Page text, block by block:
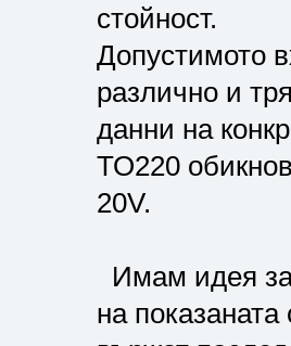
стойност.
Допустимото
различно и
данни на
ТО220
20V.
Имам идея
на